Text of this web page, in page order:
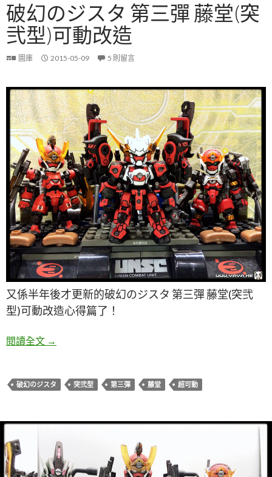
破幻のジスタ 第三彈 藤堂(突
弐型)可動改造
圖庫 2015-05-09 5 則留言
又係半年後才更新的破幻のジスタ 第三彈 藤堂(突弐
型)可動改造心得篇了！
閱讀全文 破幻のジスタ 第三彈 藤堂(突弐型)可動改造
→
破幻のジスタ 突弐型 第三彈 藤堂 超可動